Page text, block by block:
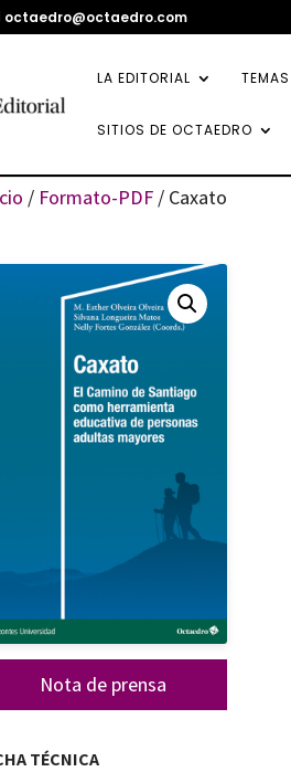
octaedro@octaedro.com
LA EDITORIAL TEMAS
SITIOS DE OCTAEDRO
/ Formato-PDF / Caxato
Nota de prensa
TÉCNICA